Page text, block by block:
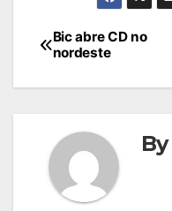
Navegação
de
Post
Bic abre CD no
nordeste
By